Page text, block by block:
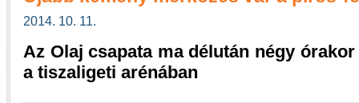
2014. 10. 11.
Az Olaj csapata ma délután négy
a tiszaligeti arénában